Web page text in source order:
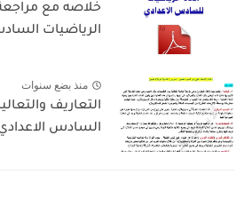
خلاصه مع
الرياضيات
منذ بضع سنوات
التعاريف
السادس